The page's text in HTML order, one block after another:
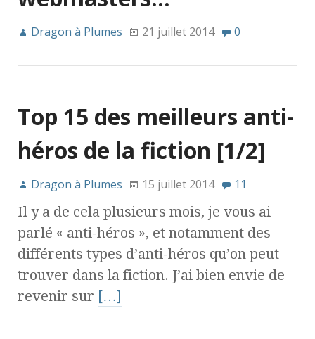
Dragon à Plumes 21 juillet 2014 0
Top 15 des meilleurs anti-
héros de la fiction [1/2]
Dragon à Plumes 15 juillet 2014 11
Il y a de cela plusieurs mois, je vous ai
parlé « anti-héros », et notamment des
différents types d’anti-héros qu’on peut
trouver dans la fiction. J’ai bien envie de
revenir sur […]